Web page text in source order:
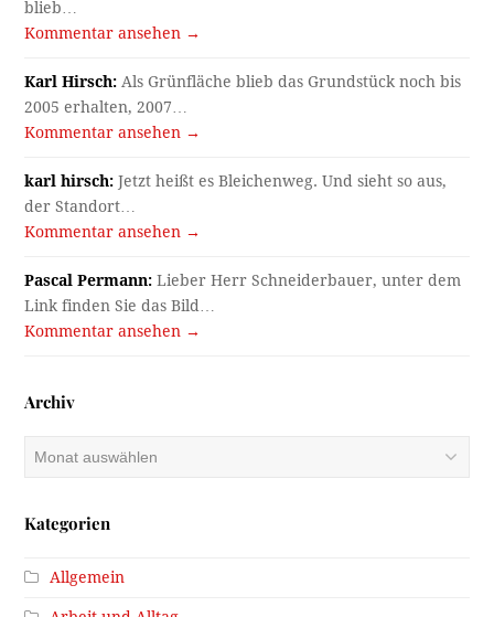
blieb…
Kommentar ansehen →
Karl Hirsch: Als Grünfläche blieb das Grundstück noch bis
2005 erhalten, 2007…
Kommentar ansehen →
karl hirsch: Jetzt heißt es Bleichenweg. Und sieht so aus,
der Standort…
Kommentar ansehen →
Pascal Permann: Lieber Herr Schneiderbauer, unter dem
Link finden Sie das Bild…
Kommentar ansehen →
Archiv
Archiv
Kategorien
Allgemein